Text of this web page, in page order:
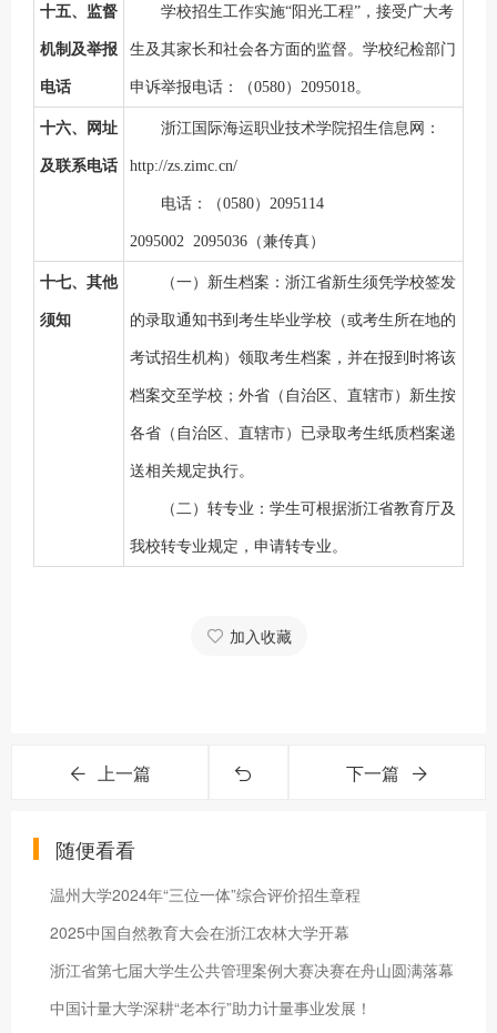
十五、监督
机制及举报
电话
学校招生工作实施“阳光工程”，接受广大考
生及其家长和社会各方面的监督。学校纪检部门
申诉举报电话： （0580） 2095018。
十六、网址
及联系电话
浙江国际海运职业技术学院招生信息网：
http://zs.zimc.cn/
电话：（0580）2095114
2095002 2095036（兼传真）
十七、其他
须知
（一）新生档案：浙江省新生须凭学校签发
的录取通知书到考生毕业学校（或考生所在地的
考试招生机构）领取考生档案，并在报到时将该
档案交至学校；外省（自治区、直辖市）新生按
各省（自治区、直辖市）已录取考生纸质档案递
送相关规定执行。
（二）转专业：学生可根据浙江省教育厅及
我校转专业规定，申请转专业。
加入收藏
上一篇 下一篇
随便看看
温州大学2024年“三位一体”综合评价招生章程
2025中国自然教育大会在浙江农林大学开幕
浙江省第七届大学生公共管理案例大赛决赛在舟山圆满落幕
中国计量大学深耕“老本行”助力计量事业发展！